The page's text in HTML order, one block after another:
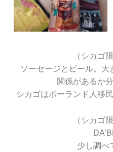
（シカゴ
ソーセージとビール。大
関係があるか
シカゴはポーランド人移
（シカゴ
少し調べ